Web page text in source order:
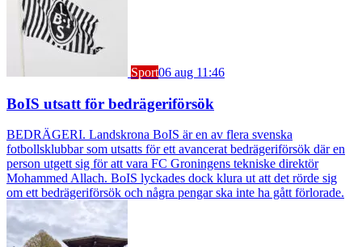
Sport06 aug 11:46
BoIS utsatt för bedrägeriförsök
BEDRÄGERI. Landskrona BoIS är en av flera svenska
fotbollsklubbar som utsatts för ett avancerat bedrägeriförsök där en
person utgett sig för att vara FC Groningens tekniske direktör
Mohammed Allach. BoIS lyckades dock klura ut att det rörde sig
om ett bedrägeriförsök och några pengar ska inte ha gått förlorade.